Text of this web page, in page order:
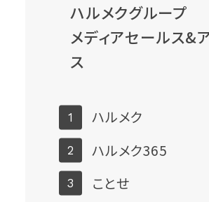
ハルメクグループ
メディアセールス&
ス
ハルメク
ハルメク365
ことせ